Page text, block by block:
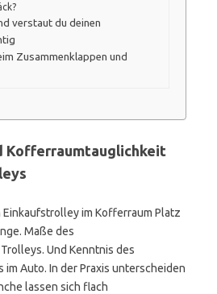
verstaut du deinen
Zusammenklappen und
Kofferraumtauglichkeit
im Kofferraum Platz
Maße des
Und Kenntnis des
im Auto. In der Praxis unterscheiden
lassen sich flach